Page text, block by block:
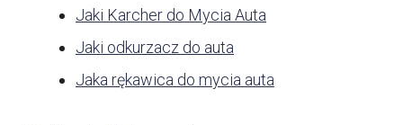
Jaki Karcher do Mycia Auta
Jaki odkurzacz do auta
Jaka rękawica do mycia auta